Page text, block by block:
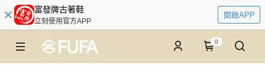
富發牌古著鞋
立刻使用官方APP
開啟APP
0